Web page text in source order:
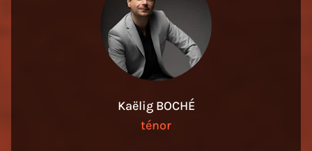
Kaëlig BOCHÉ
ténor